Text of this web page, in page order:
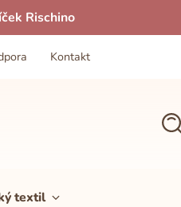
Rischino
Kontakt
textil